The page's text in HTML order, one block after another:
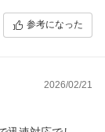
参考になった
2026/02/21